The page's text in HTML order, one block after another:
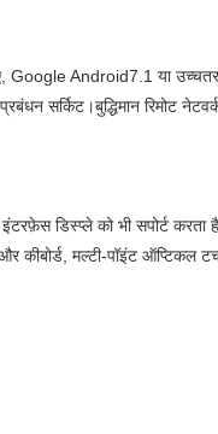
Google Android7.1 या
सर्किट।बुद्धिमान रिमोट
डिस्प्ले को भी सपोर्ट करता
कीबोर्ड, मल्टी-पॉइंट ऑप्टिकल